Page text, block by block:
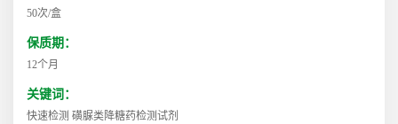
50次/盒
保质期：
12个月
关键词：
快速检测 磺脲类降糖药检测试剂